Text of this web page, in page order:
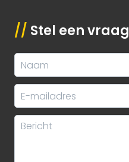
// Stel een vraag